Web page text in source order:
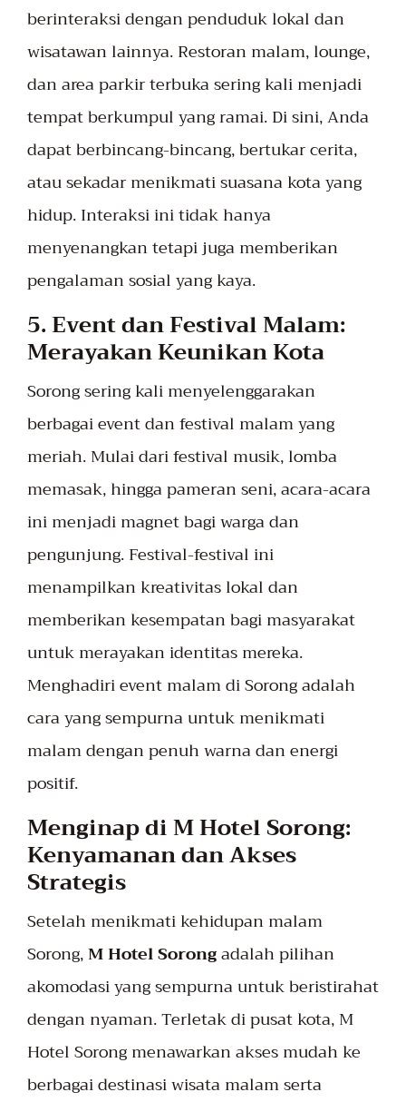
berinteraksi dengan penduduk lokal dan
wisatawan lainnya. Restoran malam, lounge,
dan area parkir terbuka sering kali menjadi
tempat berkumpul yang ramai. Di sini, Anda
dapat berbincang-bincang, bertukar cerita,
atau sekadar menikmati suasana kota yang
hidup. Interaksi ini tidak hanya
menyenangkan tetapi juga memberikan
pengalaman sosial yang kaya.
5. Event dan Festival Malam:
Merayakan Keunikan Kota
Sorong sering kali menyelenggarakan
berbagai event dan festival malam yang
meriah. Mulai dari festival musik, lomba
memasak, hingga pameran seni, acara-acara
ini menjadi magnet bagi warga dan
pengunjung. Festival-festival ini
menampilkan kreativitas lokal dan
memberikan kesempatan bagi masyarakat
untuk merayakan identitas mereka.
Menghadiri event malam di Sorong adalah
cara yang sempurna untuk menikmati
malam dengan penuh warna dan energi
positif.
Menginap di M Hotel Sorong:
Kenyamanan dan Akses
Strategis
Setelah menikmati kehidupan malam
Sorong,M Hotel Sorongadalah pilihan
akomodasi yang sempurna untuk beristirahat
dengan nyaman. Terletak di pusat kota, M
Hotel Sorong menawarkan akses mudah ke
berbagai destinasi wisata malam serta